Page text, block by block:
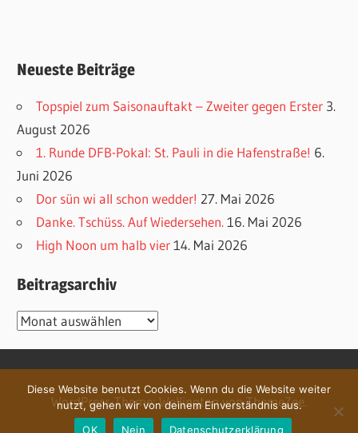
Neueste Beiträge
Topspiel zum Saisonauftakt – Zweiter gegen Erster 3.
August 2026
1. Runde DFB-Pokal: St. Pauli in die Hafenstraße! 6.
Juni 2026
Dor sün wi all schon wedder! 27. Mai 2026
Danke. Tschüss. Auf Wiedersehen. 16. Mai 2026
High Noon um halb vier 14. Mai 2026
Beitragsarchiv
Beitragsarchiv
WordPress-Theme: Wellington von ThemeZee.
Diese Website benutzt Cookies. Wenn du die Website weiter
nutzt, gehen wir von deinem Einverständnis aus.
OK
Nein Datenschutzerklärung